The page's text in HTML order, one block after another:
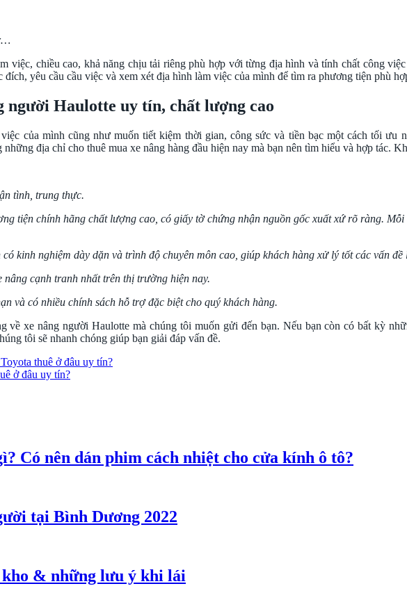
việc, chiều cao, khả năng chịu tải riêng phù hợp với từng địa hình và tính chất công
yêu cầu cầu việc và xem xét địa hình làm việc của mình để tìm ra phương tiện phù
người Haulotte uy tín, chất lượng cao
của mình cũng như muốn tiết kiệm thời gian, công sức và tiền bạc một cách tối ưu
những địa chỉ cho thuê mua xe nâng hàng đầu hiện nay mà bạn nên tìm hiểu và hợp tác.
tình, trung thực.
tiện chính hãng chất lượng cao, có giấy tờ chứng nhận nguồn gốc xuất xứ rõ ràng.
kinh nghiệm dày dặn và trình độ chuyên môn cao, giúp khách hàng xử lý tốt các vấn đề
nâng cạnh tranh nhất trên thị trường hiện nay.
và có nhiều chính sách hỗ trợ đặc biệt cho quý khách hàng.
về xe nâng người Haulotte mà chúng tôi muốn gửi đến bạn. Nếu bạn còn có bất kỳ
tôi sẽ nhanh chóng giúp bạn giải đáp vấn đề.
thuê ở đâu uy tín?
ở đâu uy tín?
Có nên dán phim cách nhiệt cho cửa kính ô tô?
tại Bình Dương 2022
kho & những lưu ý khi lái